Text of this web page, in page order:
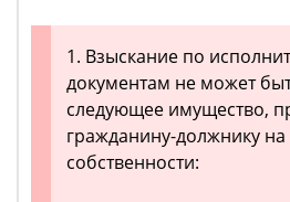
1. Взыскание по
документам не может
следующее имущество,
гражданину-должнику
собственности: